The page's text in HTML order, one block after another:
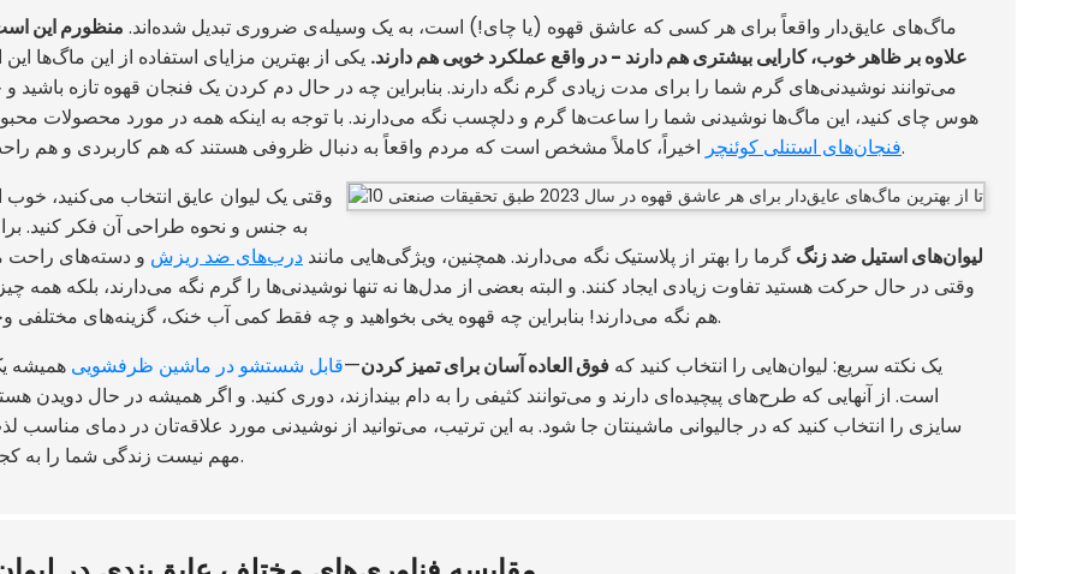
ماگ‌های عایق‌دار واقعاً برای هر کسی که عاشق قهوه (یا چای!) است، به یک وسیله‌ی ضروری تبدیل شده‌اند. منظورم این
علاوه بر ظاهر خوب، کارایی بیشتری هم دارند - در واقع عملکرد خوبی هم دارند. یکی از بهترین مزایای استفاده از این ماگ‌ها
می‌توانند نوشیدنی‌های گرم شما را برای مدت زیادی گرم نگه دارند. بنابراین چه در حال دم کردن یک فنجان قهوه تازه باشید
هوس چای کنید، این ماگ‌ها نوشیدنی شما را ساعت‌ها گرم و دلچسب نگه می‌دارند. با توجه به اینکه همه در مورد محصولات
فنجان‌های استنلی کوئنچراخیراً، کاملاً مشخص است که مردم واقعاً به دنبال ظروفی هستند که هم کاربردی و هم راحت باشند.
وقتی یک لیوان عایق انتخاب می‌کنید،
به جنس و نحوه طراحی آن فکر کنید.
لیوان‌های استیل ضد زنگ گرما را بهتر از پلاستیک نگه می‌دارند. همچنین، ویژگی‌هایی مانند درب‌های ضد ریزش و دسته‌های راحت
وقتی در حال حرکت هستید تفاوت زیادی ایجاد کنند. و البته بعضی از مدل‌ها نه تنها نوشیدنی‌ها را گرم نگه می‌دارند، بلکه همه
هم نگه می‌دارند! بنابراین چه قهوه یخی بخواهید و چه فقط کمی آب خنک، گزینه‌های مختلفی وجود دارد.
یک نکته سریع: لیوان‌هایی را انتخاب کنید که فوق العاده آسان برای تمیز کردن—قابل شستشو در ماشین ظرفشویی همیشه
است. از آنهایی که طرح‌های پیچیده‌ای دارند و می‌توانند کثیفی را به دام بیندازند، دوری کنید. و اگر همیشه در حال دویدن
سایزی را انتخاب کنید که در جالیوانی ماشینتان جا شود. به این ترتیب، می‌توانید از نوشیدنی مورد علاقه‌تان در دمای مناسب
مهم نیست زندگی شما را به کجا می‌برد.